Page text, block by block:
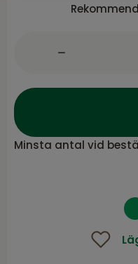
Minsta antal vid